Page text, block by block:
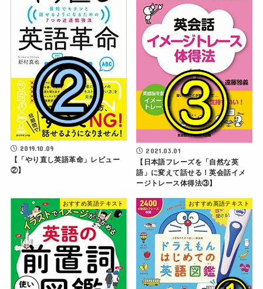
2019.10.09
【「やり直し英語革命」レビュー
②】
2021.03.01
【日本語フレーズを「自然な英
語」に変えて話せる！英会話イメ
ージトレース体得法③】
おすすめ英語テキスト おすすめ英語テキスト